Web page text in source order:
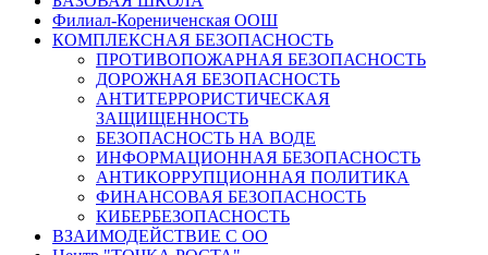
Филиал-Корениченская ООШ
КОМПЛЕКСНАЯ БЕЗОПАСНОСТЬ
ПРОТИВОПОЖАРНАЯ БЕЗОПАСНОСТЬ
ДОРОЖНАЯ БЕЗОПАСНОСТЬ
АНТИТЕРРОРИСТИЧЕСКАЯ
ЗАЩИЩЕННОСТЬ
БЕЗОПАСНОСТЬ НА ВОДЕ
ИНФОРМАЦИОННАЯ БЕЗОПАСНОСТЬ
АНТИКОРРУПЦИОННАЯ ПОЛИТИКА
ФИНАНСОВАЯ БЕЗОПАСНОСТЬ
КИБЕРБЕЗОПАСНОСТЬ
ВЗАИМОДЕЙСТВИЕ С ОО